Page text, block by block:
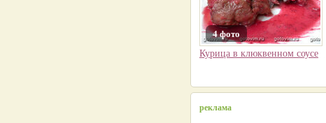
4 фото
Курица в клюквенном соусе
реклама